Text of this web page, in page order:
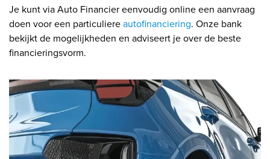
Je kunt via Auto Financier eenvoudig online een aanvraag
doen voor een particuliereautofinanciering. Onze bank
bekijkt de mogelijkheden en adviseert je over de beste
financieringsvorm.